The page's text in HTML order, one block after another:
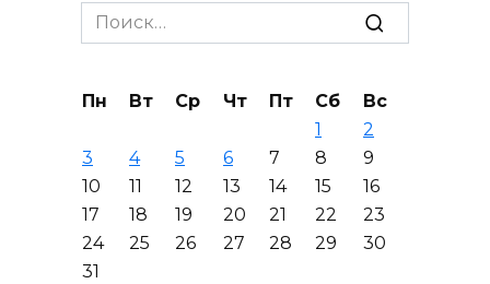
Search
for:
Пн Вт Ср Чт Пт Сб
Вс
1
2
3
4 5 6 7 8
9
10
11 12 13 14 15
16
17
18 19 20 21 22
23
24
25 26 27 28 29
30
31